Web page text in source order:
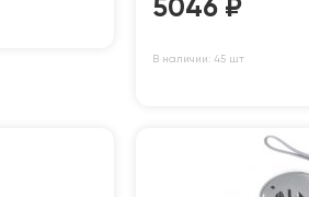
5046 ₽
В наличии: 45 шт